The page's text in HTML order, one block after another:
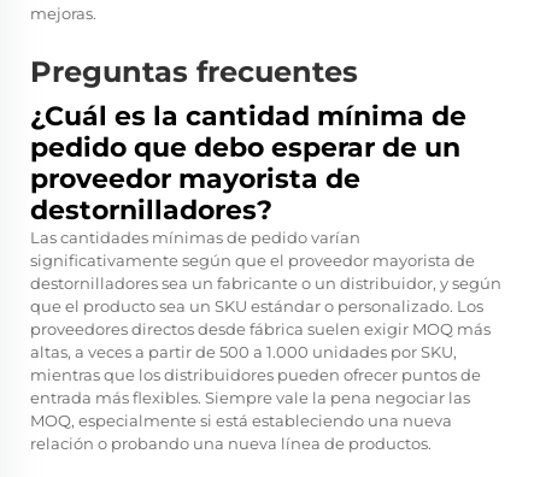
mejoras.
Preguntas frecuentes
¿Cuál es la cantidad mínima de
pedido que debo esperar de un
proveedor mayorista de
destornilladores?
Las cantidades mínimas de pedido varían
significativamente según que el proveedor mayorista de
destornilladores sea un fabricante o un distribuidor, y según
que el producto sea un SKU estándar o personalizado. Los
proveedores directos desde fábrica suelen exigir MOQ más
altas, a veces a partir de 500 a 1.000 unidades por SKU,
mientras que los distribuidores pueden ofrecer puntos de
entrada más flexibles. Siempre vale la pena negociar las
MOQ, especialmente si está estableciendo una nueva
relación o probando una nueva línea de productos.